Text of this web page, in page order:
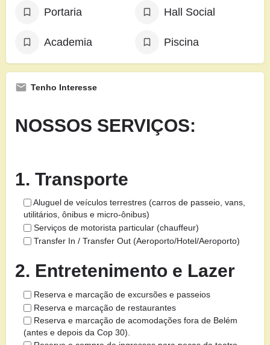
Portaria Hall Social
Academia Piscina
Tenho Interesse
NOSSOS SERVIÇOS:
1. Transporte
Aluguel de veículos terrestres (carros de passeio, vans,
utilitários, ônibus e micro-ônibus)
Serviços de motorista particular (chauffeur)
Transfer In / Transfer Out (Aeroporto/Hotel/Aeroporto)
2. Entretenimento e Lazer
Reserva e marcação de excursões e passeios
Reserva e marcação de restaurantes
Reserva e marcação de acomodações fora de Belém
(antes e depois da Cop 30).